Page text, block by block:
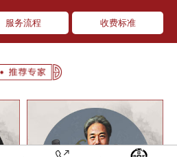
服务流程 收费标准